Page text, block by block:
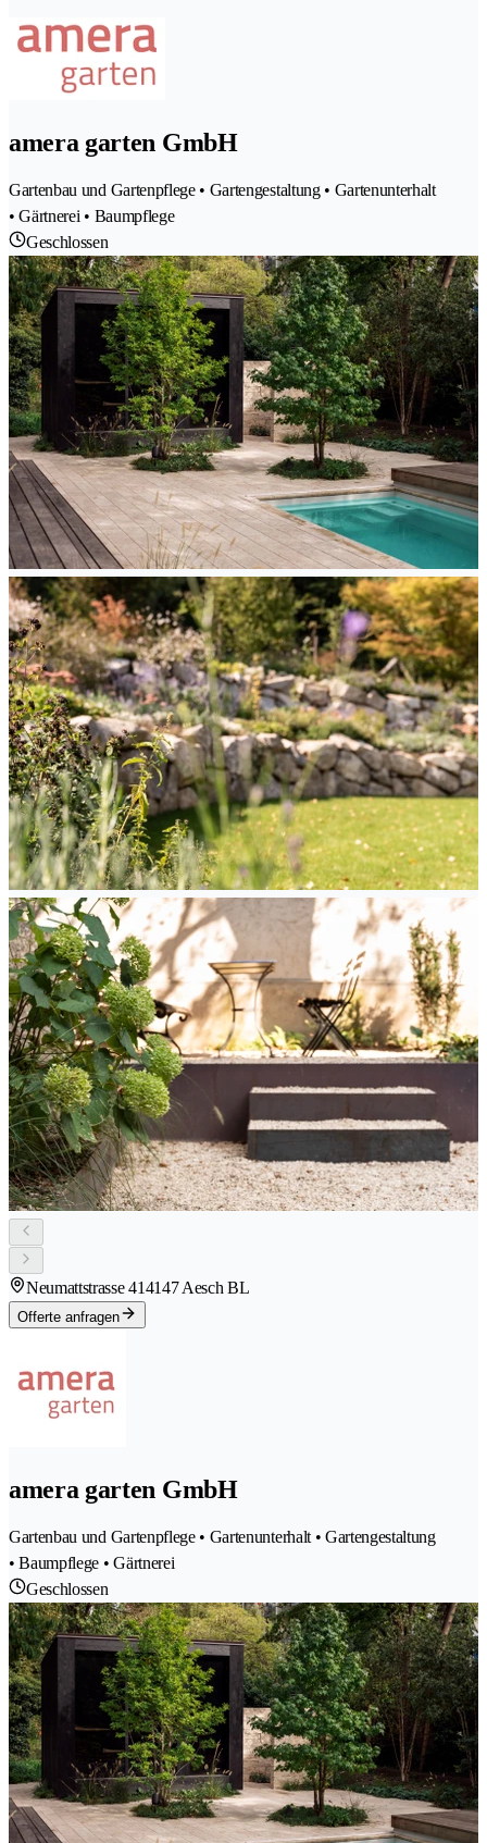
amera garten GmbH
Gartenbau und Gartenpflege • Gartengestaltung • Gartenunterhalt
• Gärtnerei • Baumpflege
Geschlossen
Neumattstrasse 414147 Aesch BL
Offerte anfragen
amera garten GmbH
Gartenbau und Gartenpflege • Gartenunterhalt • Gartengestaltung
• Baumpflege • Gärtnerei
Geschlossen